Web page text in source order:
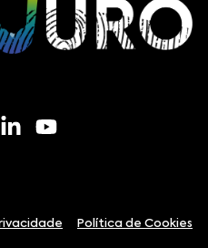
Política de Cookies